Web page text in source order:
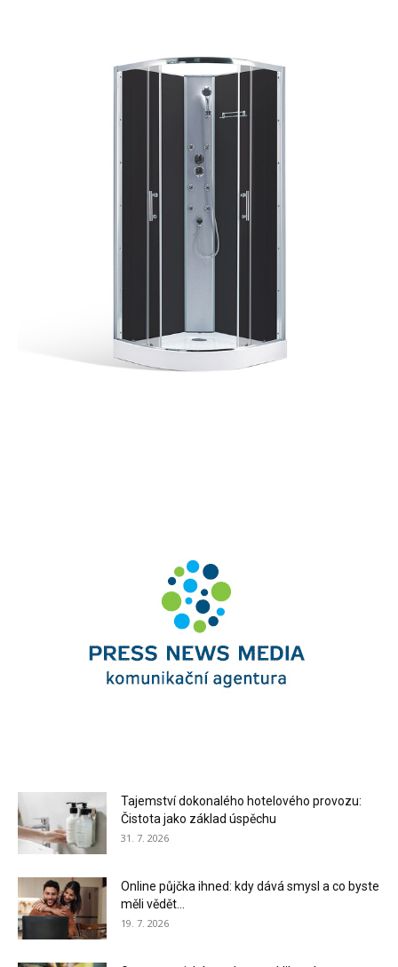
Tajemství dokonalého hotelového provozu:
Čistota jako základ úspěchu
31. 7. 2026
Online půjčka ihned: kdy dává smysl a co byste
měli vědět...
19. 7. 2026